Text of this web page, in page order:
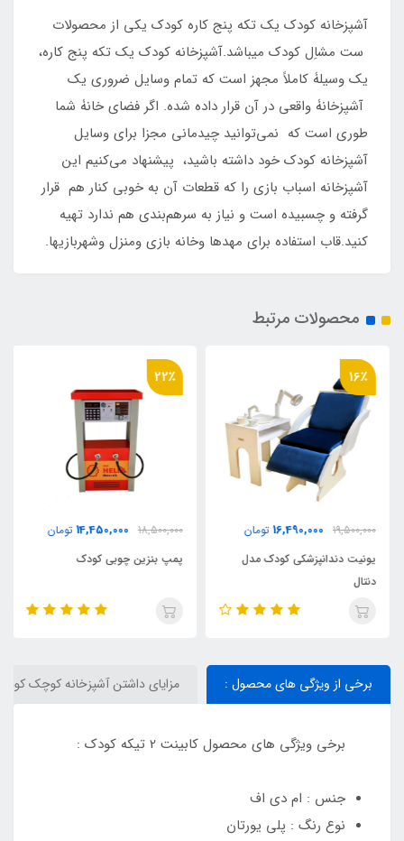
آشپزخانه کودک یک‌ تکه پنج کاره کودک یکی از محصولات
ست مشاِل کودک میباشد.آشپزخانه کودک یک‌ تکه پنج کاره،
یک وسیلۀ کاملاً مجهز است که تمام وسایل ضروری یک
آشپزخانۀ واقعی در آن قرار داده شده. اگر فضای خانۀ شما
طوری است که نمی‌توانید چیدمانی مجزا برای وسایل
آشپزخانه کودک خود داشته باشید، پیشنهاد می‌کنیم این
آشپزخانه اسباب بازی را که قطعات آن به خوبی کنار هم قرار
گرفته و چسبیده است و نیاز به سرهم‌بندی هم ندارد تهیه
کنید.قاب استفاده برای مهدها وخانه بازی ومنزل وشهربازیها.
محصولات مرتبط
16٪
19,500,000
16,490,000 تومان
یونیت دندانپزشکی کودک مدل
دنتال
22٪
18,500,000
14,450,000 تومان
پمپ بنزین چوبی کودک
برخی از ویژگی های محصول : مزایای داشتن آشپزخانه کوچک
برخی ویژگی های محصول کابینت 2 تیکه کودک :
جنس : ام دی اف
نوع رنگ : پلی یورتان